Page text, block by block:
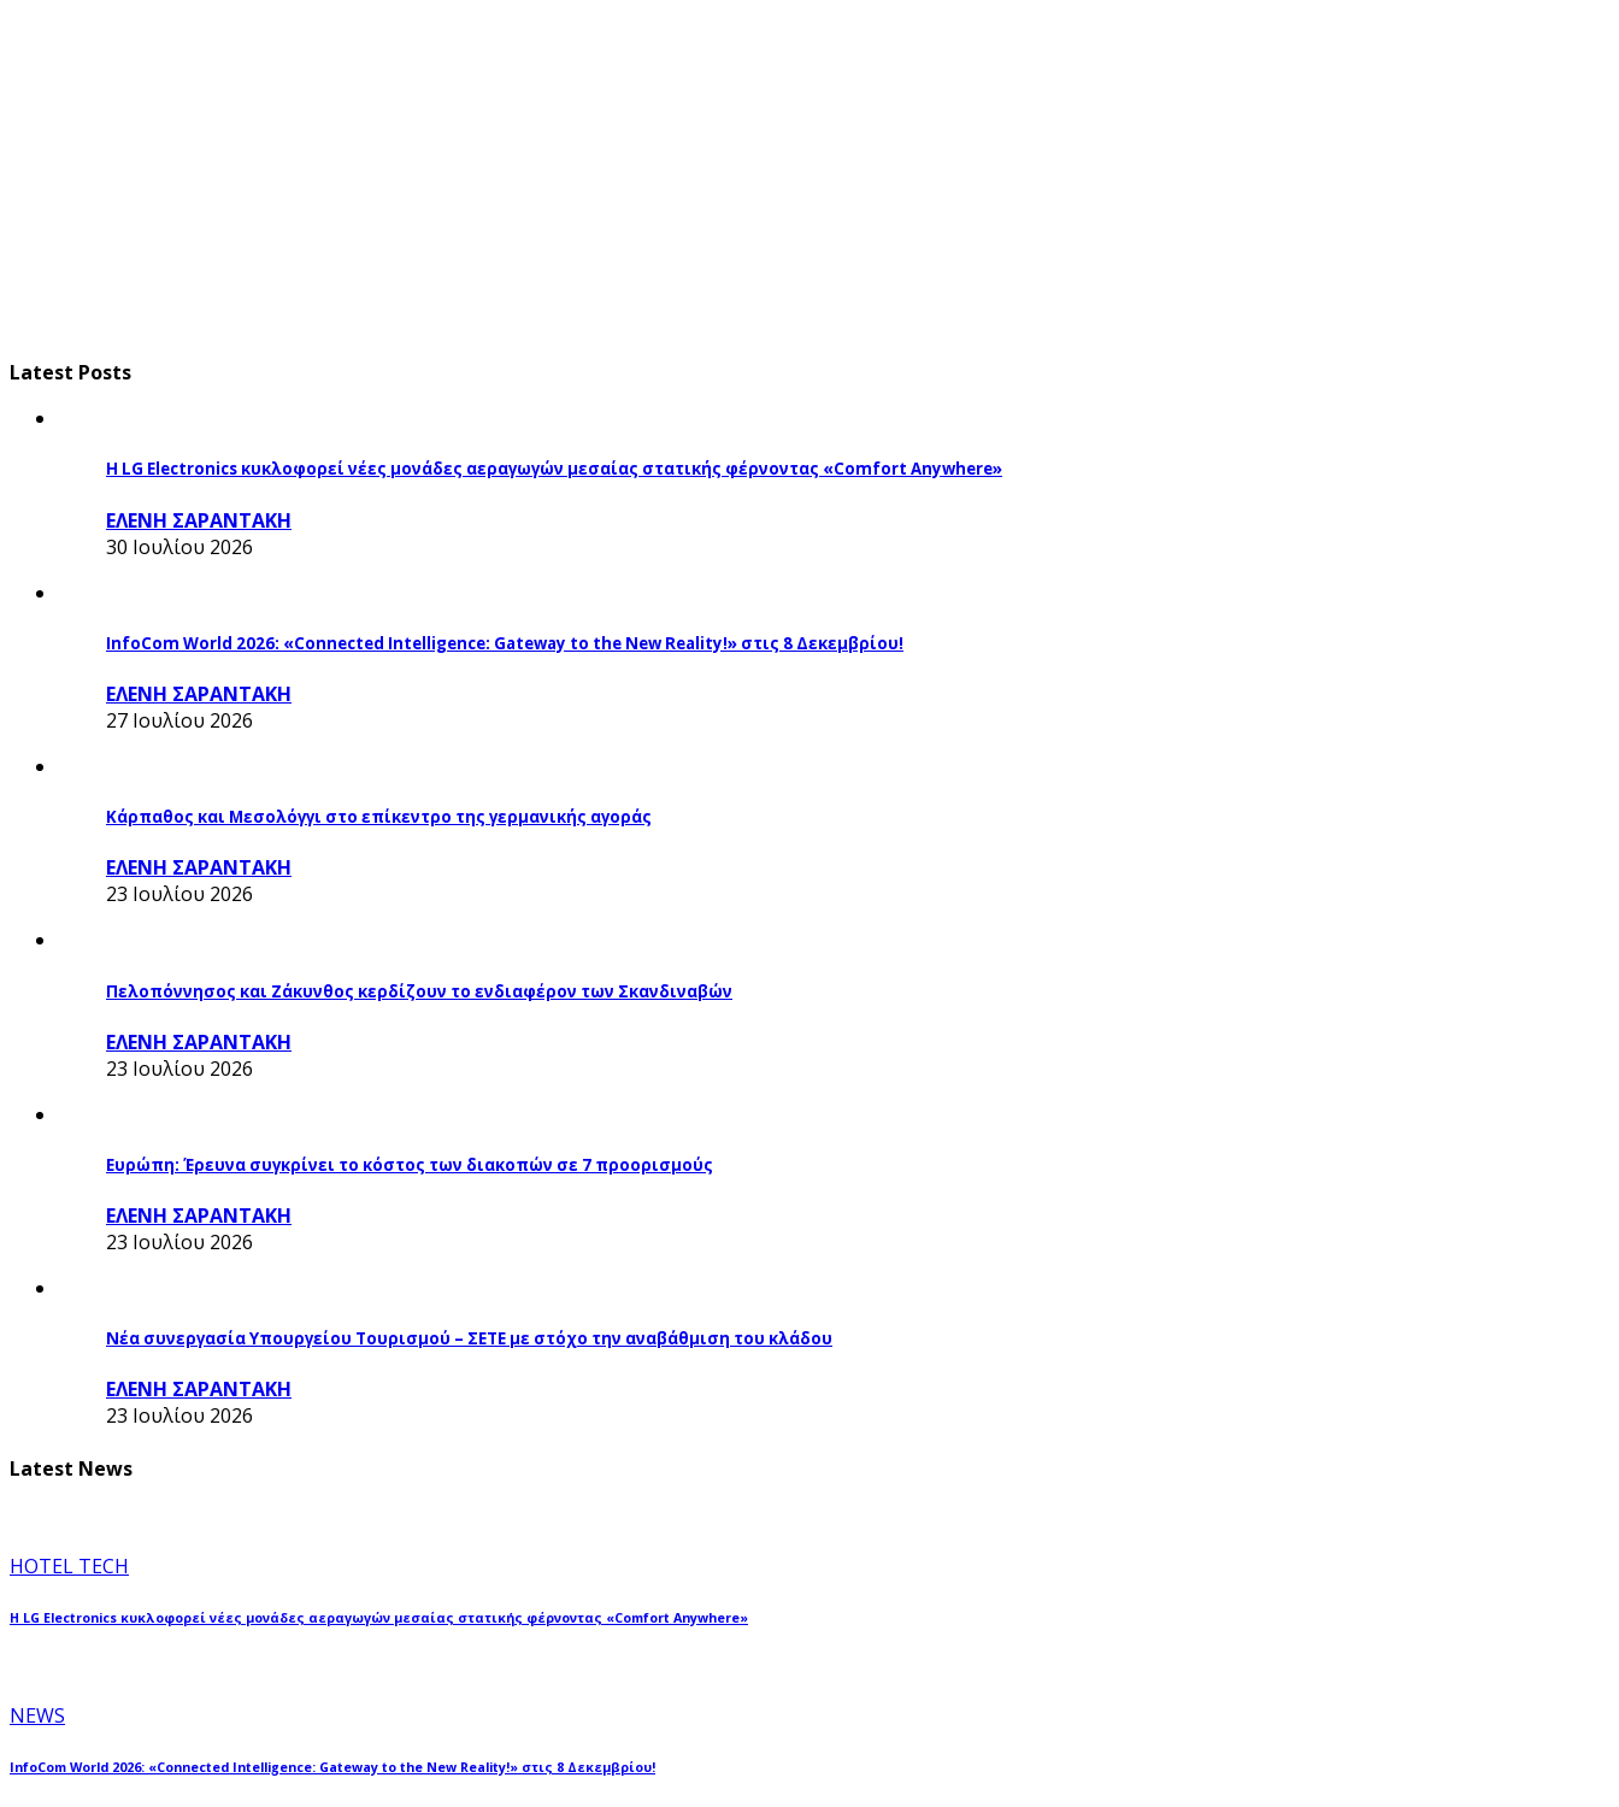
Latest Posts
Η LG Electronics κυκλοφορεί νέες μονάδες αεραγωγών μεσαίας στατικής φέρνοντας «Comfort Anywhere»
ΕΛΕΝΗ ΣΑΡΑΝΤΑΚΗ
30 Ιουλίου 2026
InfoCom World 2026: «Connected Intelligence: Gateway to the New Reality!» στις 8 Δεκεμβρίου!
ΕΛΕΝΗ ΣΑΡΑΝΤΑΚΗ
27 Ιουλίου 2026
Κάρπαθος και Μεσολόγγι στο επίκεντρο της γερμανικής αγοράς
ΕΛΕΝΗ ΣΑΡΑΝΤΑΚΗ
23 Ιουλίου 2026
Πελοπόννησος και Ζάκυνθος κερδίζουν το ενδιαφέρον των Σκανδιναβών
ΕΛΕΝΗ ΣΑΡΑΝΤΑΚΗ
23 Ιουλίου 2026
Ευρώπη: Έρευνα συγκρίνει το κόστος των διακοπών σε 7 προορισμούς
ΕΛΕΝΗ ΣΑΡΑΝΤΑΚΗ
23 Ιουλίου 2026
Νέα συνεργασία Υπουργείου Τουρισμού – ΣΕΤΕ με στόχο την αναβάθμιση του κλάδου
ΕΛΕΝΗ ΣΑΡΑΝΤΑΚΗ
23 Ιουλίου 2026
Latest News
HOTEL TECH
Η LG Electronics κυκλοφορεί νέες μονάδες αεραγωγών μεσαίας στατικής φέρνοντας «Comfort Anywhere»
NEWS
InfoCom World 2026: «Connected Intelligence: Gateway to the New Reality!» στις 8 Δεκεμβρίου!